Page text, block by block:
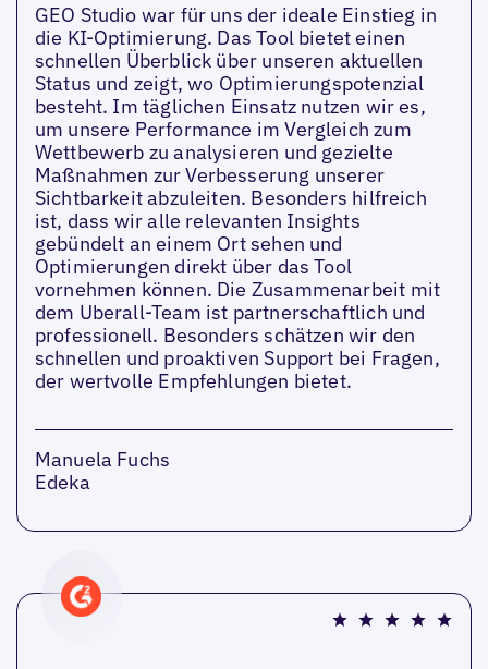
GEO Studio war für uns der ideale Einstieg in
die KI-Optimierung. Das Tool bietet einen
schnellen Überblick über unseren aktuellen
Status und zeigt, wo Optimierungspotenzial
besteht. Im täglichen Einsatz nutzen wir es,
um unsere Performance im Vergleich zum
Wettbewerb zu analysieren und gezielte
Maßnahmen zur Verbesserung unserer
Sichtbarkeit abzuleiten. Besonders hilfreich
ist, dass wir alle relevanten Insights
gebündelt an einem Ort sehen und
Optimierungen direkt über das Tool
vornehmen können. Die Zusammenarbeit mit
dem Uberall-Team ist partnerschaftlich und
professionell. Besonders schätzen wir den
schnellen und proaktiven Support bei Fragen,
der wertvolle Empfehlungen bietet.
Manuela Fuchs
Edeka